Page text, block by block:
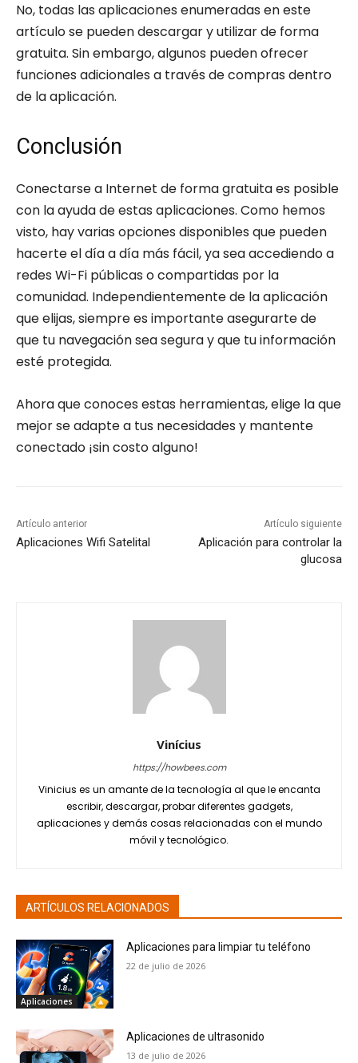
No, todas las aplicaciones enumeradas en este
artículo se pueden descargar y utilizar de forma
gratuita. Sin embargo, algunos pueden ofrecer
funciones adicionales a través de compras dentro
de la aplicación.
Conclusión
Conectarse a Internet de forma gratuita es posible
con la ayuda de estas aplicaciones. Como hemos
visto, hay varias opciones disponibles que pueden
hacerte el día a día más fácil, ya sea accediendo a
redes Wi-Fi públicas o compartidas por la
comunidad. Independientemente de la aplicación
que elijas, siempre es importante asegurarte de
que tu navegación sea segura y que tu información
esté protegida.
Ahora que conoces estas herramientas, elige la que
mejor se adapte a tus necesidades y mantente
conectado ¡sin costo alguno!
Artículo anterior
Aplicaciones Wifi Satelital
Artículo siguiente
Aplicación para controlar la
glucosa
Vinícius
https://howbees.com
Vinicius es un amante de la tecnología al que le encanta
escribir, descargar, probar diferentes gadgets,
aplicaciones y demás cosas relacionadas con el mundo
móvil y tecnológico.
ARTÍCULOS RELACIONADOS
Aplicaciones
Aplicaciones para limpiar tu teléfono
22 de julio de 2026
Aplicaciones de ultrasonido
13 de julio de 2026